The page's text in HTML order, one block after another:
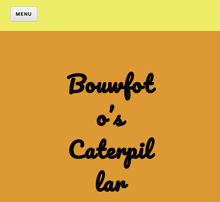
MENU
Bouwfot
o’s
Caterpil
lar